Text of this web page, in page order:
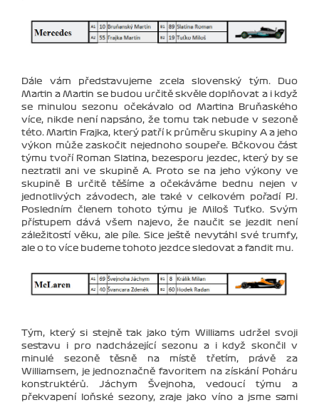
Dále vám představujeme zcela slovenský tým. Duo
Martin a Martin se budou určitě skvěle doplňovat a i když
se minulou sezonu očekávalo od Martina Bruňaského
více, nikde není napsáno, že tomu tak nebude v sezoně
této. Martin Frajka, který patří k průměru skupiny A a jeho
výkon může zaskočit nejednoho soupeře. Bčkovou část
týmu tvoří Roman Slatina, bezesporu jezdec, který by se
neztratil ani ve skupině A. Proto se na jeho výkony ve
skupině B určitě těšíme a očekáváme bednu nejen v
jednotlivých závodech, ale také v celkovém pořadí PJ.
Posledním členem tohoto týmu je Miloš Tuťko. Svým
přístupem dává všem najevo, že naučit se jezdit není
záležitostí věku, ale píle. Sice ještě nevytáhl své trumfy,
ale o to více budeme tohoto jezdce sledovat a fandit mu.
Tým, který si stejně tak jako tým Williams udržel svoji
sestavu i pro nadcházející sezonu a i když skončil v
minulé sezoně těsně na místě třetím, právě za
Williamsem, je jednoznačně favoritem na získání Poháru
konstruktérů. Jáchym Švejnoha, vedoucí týmu a
překvapení loňské sezony, zraje jako víno a jsme sami